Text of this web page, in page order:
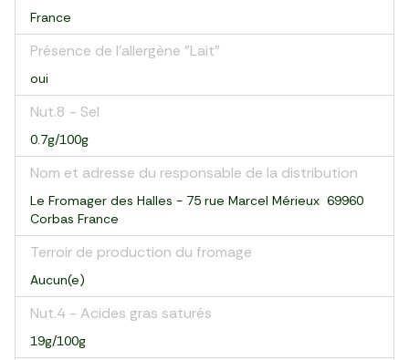
France
Présence de l'allergène "Lait"
oui
Nut.8 - Sel
0.7g/100g
Nom et adresse du responsable de la distribution
Le Fromager des Halles - 75 rue Marcel Mérieux 69960
Corbas France
Terroir de production du fromage
Aucun(e)
Nut.4 - Acides gras saturés
19g/100g